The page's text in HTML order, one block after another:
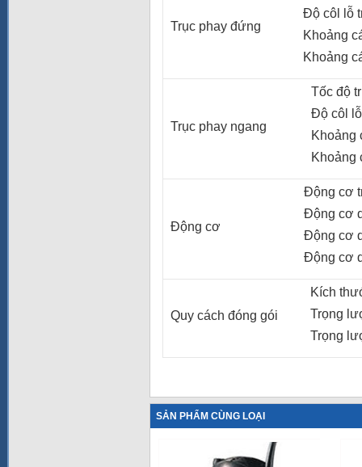
Trục phay đứng
Độ côl lỗ
Khoảng
Khoảng
Trục phay ngang
Tốc độ
Độ côl
Khoảng
Khoảng
Động cơ
Động cơ
Động cơ
Động cơ
Động cơ
Quy cách đóng gói
Kích
Trọng
Trọng
SẢN PHẨM CÙNG LOẠI